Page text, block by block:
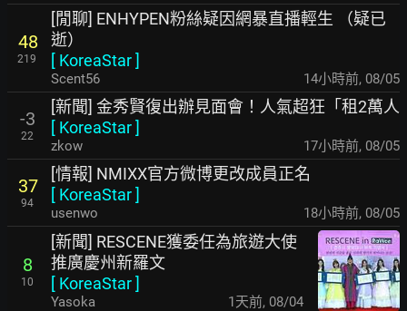
48
219
[閒聊] ENHYPEN粉絲疑因網暴直播輕生 （疑已
逝）
[ KoreaStar]
Scent56 14小時前, 08/05
-3
22
[新聞] 金秀賢復出辦見面會！人氣超狂「租2萬人
[ KoreaStar]
zkow 17小時前, 08/05
37
94
[情報] NMIXX官方微博更改成員正名
[ KoreaStar]
usenwo 18小時前, 08/05
8
10
[新聞] RESCENE獲委任為旅遊大使
推廣慶州新羅文
[ KoreaStar]
Yasoka 1天前, 08/04